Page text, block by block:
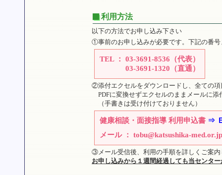
利用方法
以下の方法でお申し込み下さい
①事前のお申し込みが必要です。下記の番
TEL ： 03-3691-8536（代表）
03-3691-1320（直通）
②添付エクセルをダウンロードし、全ての項
PDFに変換せずエクセルのままメールに添
（手書きは受け付けておりません）
健康相談・面接指導 利用申込書 ⇒
メール ： tobu@katsushika-med.or.jp
③メール受信後、利用の手順を詳しくご案内
お申し込みから１週間経過しても当センタ